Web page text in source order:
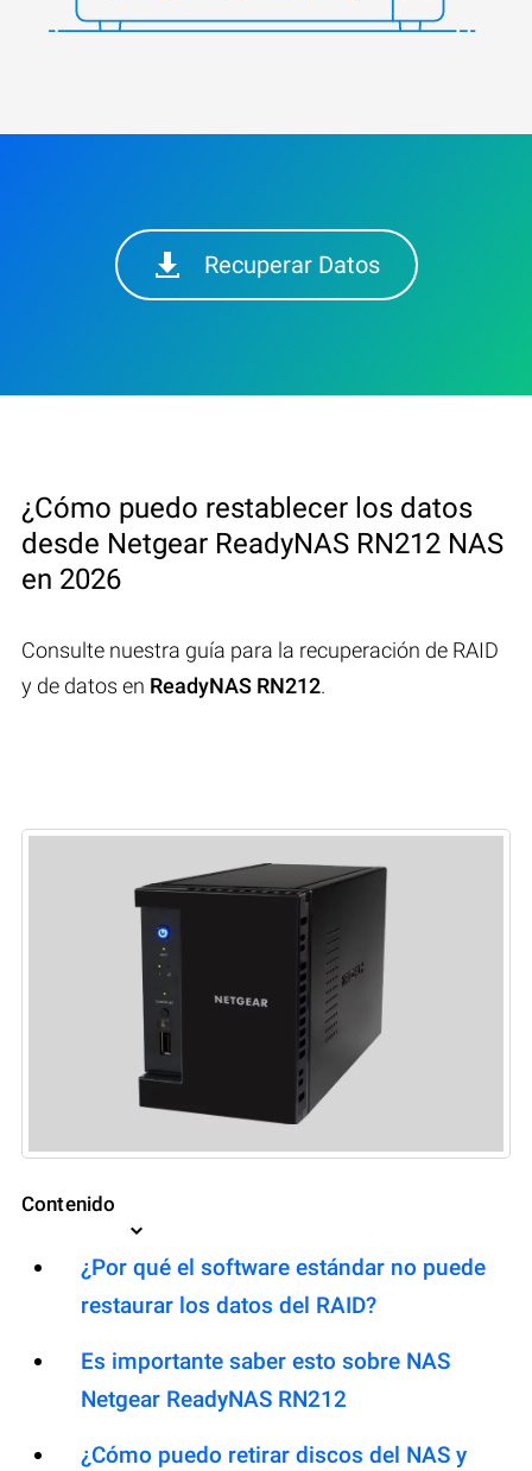
Recuperar Datos
¿Cómo puedo restablecer los datos
desde Netgear ReadyNAS RN212 NAS
en 2026
Consulte nuestra guía para la recuperación de RAID
y de datos en ReadyNAS RN212.
Contenido
¿Por qué el software estándar no puede
restaurar los datos del RAID?
Es importante saber esto sobre NAS
Netgear ReadyNAS RN212
¿Cómo puedo retirar discos del NAS y